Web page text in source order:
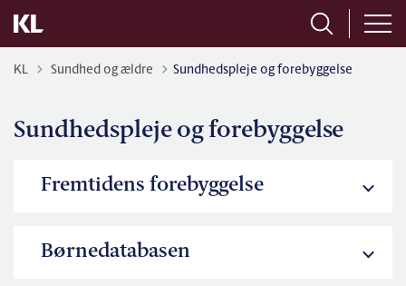
KL Tilbage til
Sundhed og ældre Sundhedspleje og forebyggelse
Sundhedspleje og forebyggelse
Fremtidens forebyggelse
Børnedatabasen